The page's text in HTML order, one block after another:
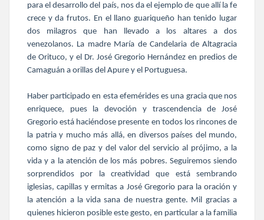
para el desarrollo del país, nos da el ejemplo de que allí la fe
crece y da frutos. En el llano guariqueño han tenido lugar
dos milagros que han llevado a los altares a dos
venezolanos. La madre María de Candelaria de Altagracia
de Orituco, y el Dr. José Gregorio Hernández en predios de
Camaguán a orillas del Apure y el Portuguesa.
Haber participado en esta efemérides es una gracia que nos
enriquece, pues la devoción y trascendencia de José
Gregorio está haciéndose presente en todos los rincones de
la patria y mucho más allá, en diversos países del mundo,
como signo de paz y del valor del servicio al prójimo, a la
vida y a la atención de los más pobres. Seguiremos siendo
sorprendidos por la creatividad que está sembrando
iglesias, capillas y ermitas a José Gregorio para la oración y
la atención a la vida sana de nuestra gente. Mil gracias a
quienes hicieron posible este gesto, en particular a la familia